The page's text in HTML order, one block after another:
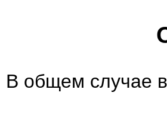
В общем случае